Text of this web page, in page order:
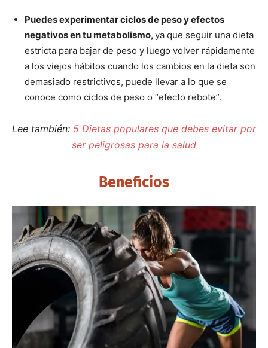
Puedes experimentar ciclos de peso y efectos
negativos en tu metabolismo,ya que seguir una dieta
estricta para bajar de peso y luego volver rápidamente
a los viejos hábitos cuando los cambios en la dieta son
demasiado restrictivos, puede llevar a lo que se
conoce como ciclos de peso o “efecto rebote”.
Lee también: 5 Dietas populares que debes evitar por
ser peligrosas para la salud
Beneficios